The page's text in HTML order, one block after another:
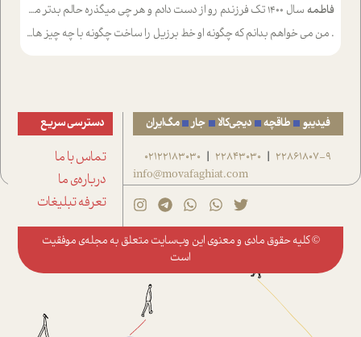
فاطمه سال ۱۴۰۰ تک فرزندم رو از دست دادم و هر چی میگذره حالم بدتر میشه و دلتنگتر تنایی رو ترجیح دادم و معاشرت برام سخت شده
. من می خواهم بدانم که چگونه او خط برزیل را ساخت چگونه با چه چیز هایی
فیدیبو طاقچه دیجی‌کالا جار مگ‌ایران
22861807-9
|
22843030
|
02122183030
info@movafaghiat.com
دسترسی سریع
تماس با ما
درباره‌ی ما
تعرفه تبلیغات
© کلیه حقوق مادی و معنوی این وب‌سایت متعلق به مجله‌ی موفقیت
است